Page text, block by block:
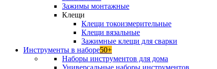
Зажимы монтажные
Клещи
Клещи токоизмерительные
Клещи вязальные
Зажимные клещи для сварки
Инструменты в наборе50+
Наборы инструментов для дома
Универсальные наборы инструментов